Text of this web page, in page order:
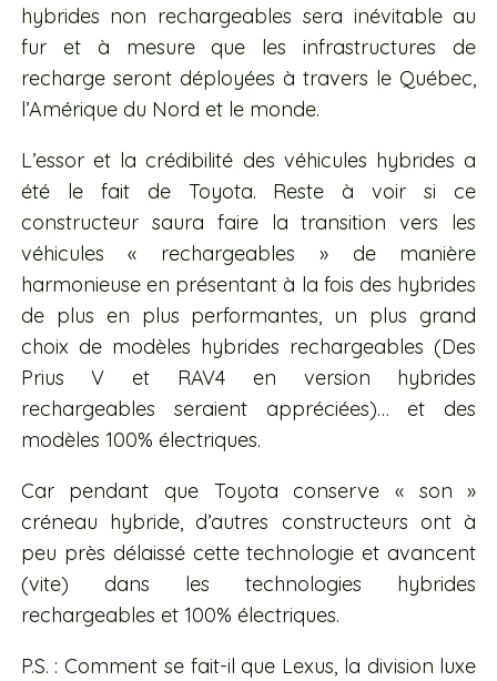
hybrides non rechargeables sera inévitable au
fur et à mesure que les infrastructures de
recharge seront déployées à travers le Québec,
l’Amérique du Nord et le monde.
L’essor et la crédibilité des véhicules hybrides a
été le fait de Toyota. Reste à voir si ce
constructeur saura faire la transition vers les
véhicules « rechargeables » de manière
harmonieuse en présentant à la fois des hybrides
de plus en plus performantes, un plus grand
choix de modèles hybrides rechargeables (Des
Prius V et RAV4 en version hybrides
rechargeables seraient appréciées)… et des
modèles 100% électriques.
Car pendant que Toyota conserve « son »
créneau hybride, d’autres constructeurs ont à
peu près délaissé cette technologie et avancent
(vite) dans les technologies hybrides
rechargeables et 100% électriques.
P.S. : Comment se fait-il que Lexus, la division luxe